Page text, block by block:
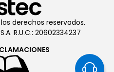
conVastec
a Viernes de 8:00am
derechos reservados.
R.U.C.: 20602334237